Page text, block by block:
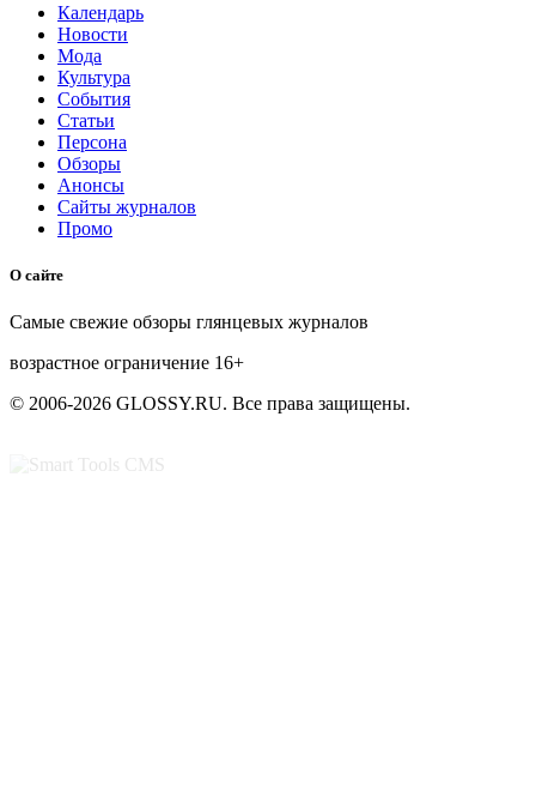
Календарь
Новости
Мода
Культура
События
Статьи
Персона
Обзоры
Анонсы
Сайты журналов
Промо
О сайте
Самые свежие обзоры глянцевых журналов
возрастное ограничение 16+
© 2006-2026 GLOSSY.RU. Все права защищены.